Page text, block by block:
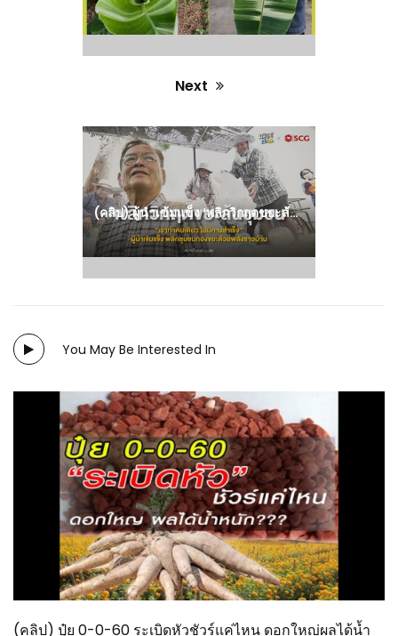
Next
Next
(คลิป) ผู้นำเข้มแข็ง ‘พลิกวิกฤตขยะล้นชุมชน’ ต.เขาขลุง อ.บ้านโป่ง จ.ราชบุรี
You May Be Interested In
(คลิป) ปุ๋ย 0-0-60 ระเบิดหัวชัวร์แค่ไหน ดอกใหญ่ผลได้น้ำ